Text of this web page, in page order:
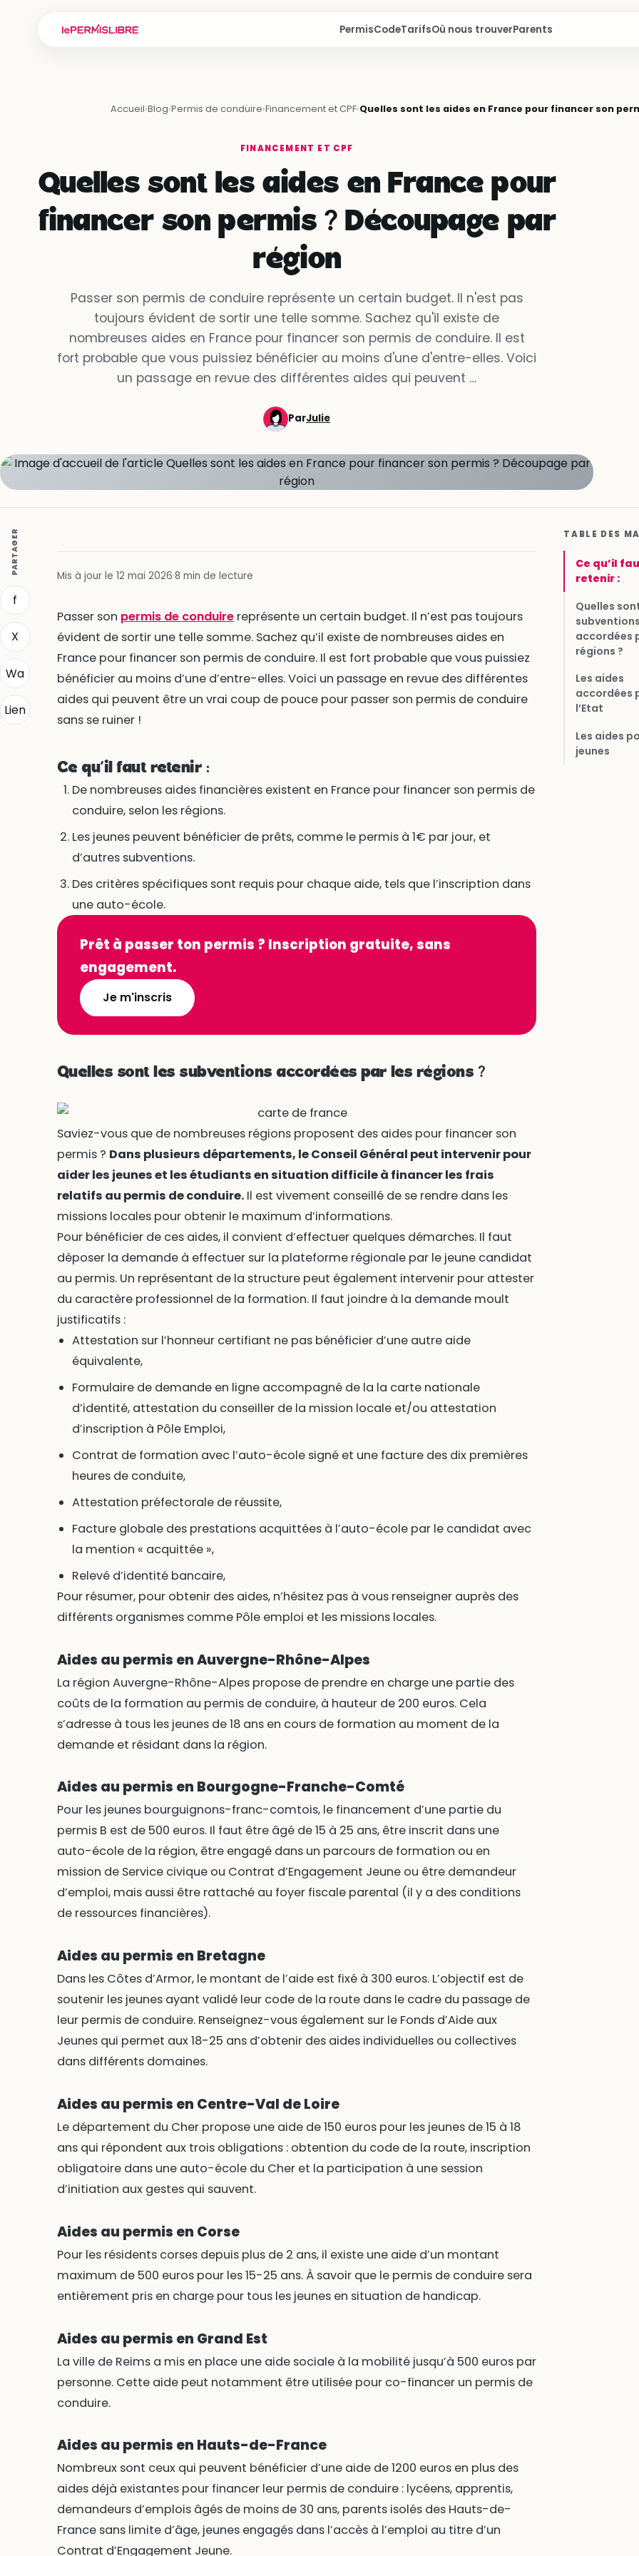
PermisCodeTarifsOù nous trouverParents
Accueil›Blog›Permis de conduire›Financement et CPF›Quelles sont les aides en France pour financer son
FINANCEMENT ET CPF
Quelles sont les aides en France pour
financer son permis ? Découpage par
région
Passer son permis de conduire représente un certain budget. Il n'est pas
toujours évident de sortir une telle somme. Sachez qu'il existe de
nombreuses aides en France pour financer son permis de conduire. Il est
fort probable que vous puissiez bénéficier au moins d'une d'entre-elles. Voici
un passage en revue des différentes aides qui peuvent …
ParJulie
PARTAGER
f
X
Wa
Lien
Mis à jour le 12 mai 2026·8 min de lecture
Passer son permis de conduirereprésente un certain budget. Il n’est pas toujours
évident de sortir une telle somme. Sachez qu’il existe de nombreuses aides en
France pour financer son permis de conduire. Il est fort probable que vous puissiez
bénéficier au moins d’une d’entre-elles. Voici un passage en revue des différentes
aides qui peuvent être un vrai coup de pouce pour passer son permis de conduire
sans se ruiner !
Ce qu’il faut retenir :
De nombreuses aides financières existent en France pour financer son permis de
conduire, selon les régions.
Les jeunes peuvent bénéficier de prêts, comme le permis à 1€ par jour, et
d’autres subventions.
Des critères spécifiques sont requis pour chaque aide, tels que l’inscription dans
une auto-école.
Prêt à passer ton permis ? Inscription gratuite, sans
engagement.
Je m'inscris
Quelles sont les subventions accordées par les régions ?
Saviez-vous que de nombreuses régions proposent des aides pour financer son
permis ? Dans plusieurs départements, le Conseil Général peut intervenir pour
aider les jeunes et les étudiants en situation difficile à financer les frais
relatifs au permis de conduire.Il est vivement conseillé de se rendre dans les
missions locales pour obtenir le maximum d’informations.
Pour bénéficier de ces aides, il convient d’effectuer quelques démarches. Il faut
déposer la demande à effectuer sur la plateforme régionale par le jeune candidat
au permis. Un représentant de la structure peut également intervenir pour attester
du caractère professionnel de la formation. Il faut joindre à la demande moult
justificatifs :
Attestation sur l’honneur certifiant ne pas bénéficier d’une autre aide
équivalente,
Formulaire de demande en ligne accompagné de la la carte nationale
d’identité, attestation du conseiller de la mission locale et/ou attestation
d’inscription à Pôle Emploi,
Contrat de formation avec l’auto-école signé et une facture des dix premières
heures de conduite,
Attestation préfectorale de réussite,
Facture globale des prestations acquittées à l’auto-école par le candidat avec
la mention « acquittée »,
Relevé d’identité bancaire,
Pour résumer, pour obtenir des aides, n’hésitez pas à vous renseigner auprès des
différents organismes comme Pôle emploi et les missions locales.
Aides au permis en Auvergne-Rhône-Alpes
La région Auvergne-Rhône-Alpes propose de prendre en charge une partie des
coûts de la formation au permis de conduire, à hauteur de 200 euros. Cela
s’adresse à tous les jeunes de 18 ans en cours de formation au moment de la
demande et résidant dans la région.
Aides au permis en Bourgogne-Franche-Comté
Pour les jeunes bourguignons-franc-comtois, le financement d’une partie du
permis B est de 500 euros. Il faut être âgé de 15 à 25 ans, être inscrit dans une
auto-école de la région, être engagé dans un parcours de formation ou en
mission de Service civique ou Contrat d’Engagement Jeune ou être demandeur
d’emploi, mais aussi être rattaché au foyer fiscale parental (il y a des conditions
de ressources financières).
Aides au permis en Bretagne
Dans les Côtes d’Armor, le montant de l’aide est fixé à 300 euros. L’objectif est de
soutenir les jeunes ayant validé leur code de la route dans le cadre du passage de
leur permis de conduire. Renseignez-vous également sur le Fonds d’Aide aux
Jeunes qui permet aux 18-25 ans d’obtenir des aides individuelles ou collectives
dans différents domaines.
Aides au permis en Centre-Val de Loire
Le département du Cher propose une aide de 150 euros pour les jeunes de 15 à 18
ans qui répondent aux trois obligations : obtention du code de la route, inscription
obligatoire dans une auto-école du Cher et la participation à une session
d’initiation aux gestes qui sauvent.
Aides au permis en Corse
Pour les résidents corses depuis plus de 2 ans, il existe une aide d’un montant
maximum de 500 euros pour les 15-25 ans. À savoir que le permis de conduire sera
entièrement pris en charge pour tous les jeunes en situation de handicap.
Aides au permis en Grand Est
La ville de Reims a mis en place une aide sociale à la mobilité jusqu’à 500 euros par
personne. Cette aide peut notamment être utilisée pour co-financer un permis de
conduire.
Aides au permis en Hauts-de-France
Nombreux sont ceux qui peuvent bénéficier d’une aide de 1200 euros en plus des
aides déjà existantes pour financer leur permis de conduire : lycéens, apprentis,
demandeurs d’emplois âgés de moins de 30 ans, parents isolés des Hauts-de-
France sans limite d’âge, jeunes engagés dans l’accès à l’emploi au titre d’un
Contrat d’Engagement Jeune.
TABLE DES
Ce qu’il
retenir :
Quelles
subventions
accordées
régions ?
Les aides
accordées
l’Etat
Les aides
jeunes